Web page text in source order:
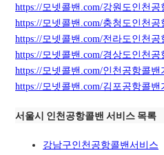
https://모넷콜밴.com/강원도인천공
https://모넷콜밴.com/충청도인천공
https://모넷콜밴.com/전라도인천공
https://모넷콜밴.com/경상도인천공
https://모넷콜밴.com/인천공항콜밴
https://모넷콜밴.com/김포공항콜밴
서울시 인천공항콜밴 서비스 목록
강남구인천공항콜밴서비스